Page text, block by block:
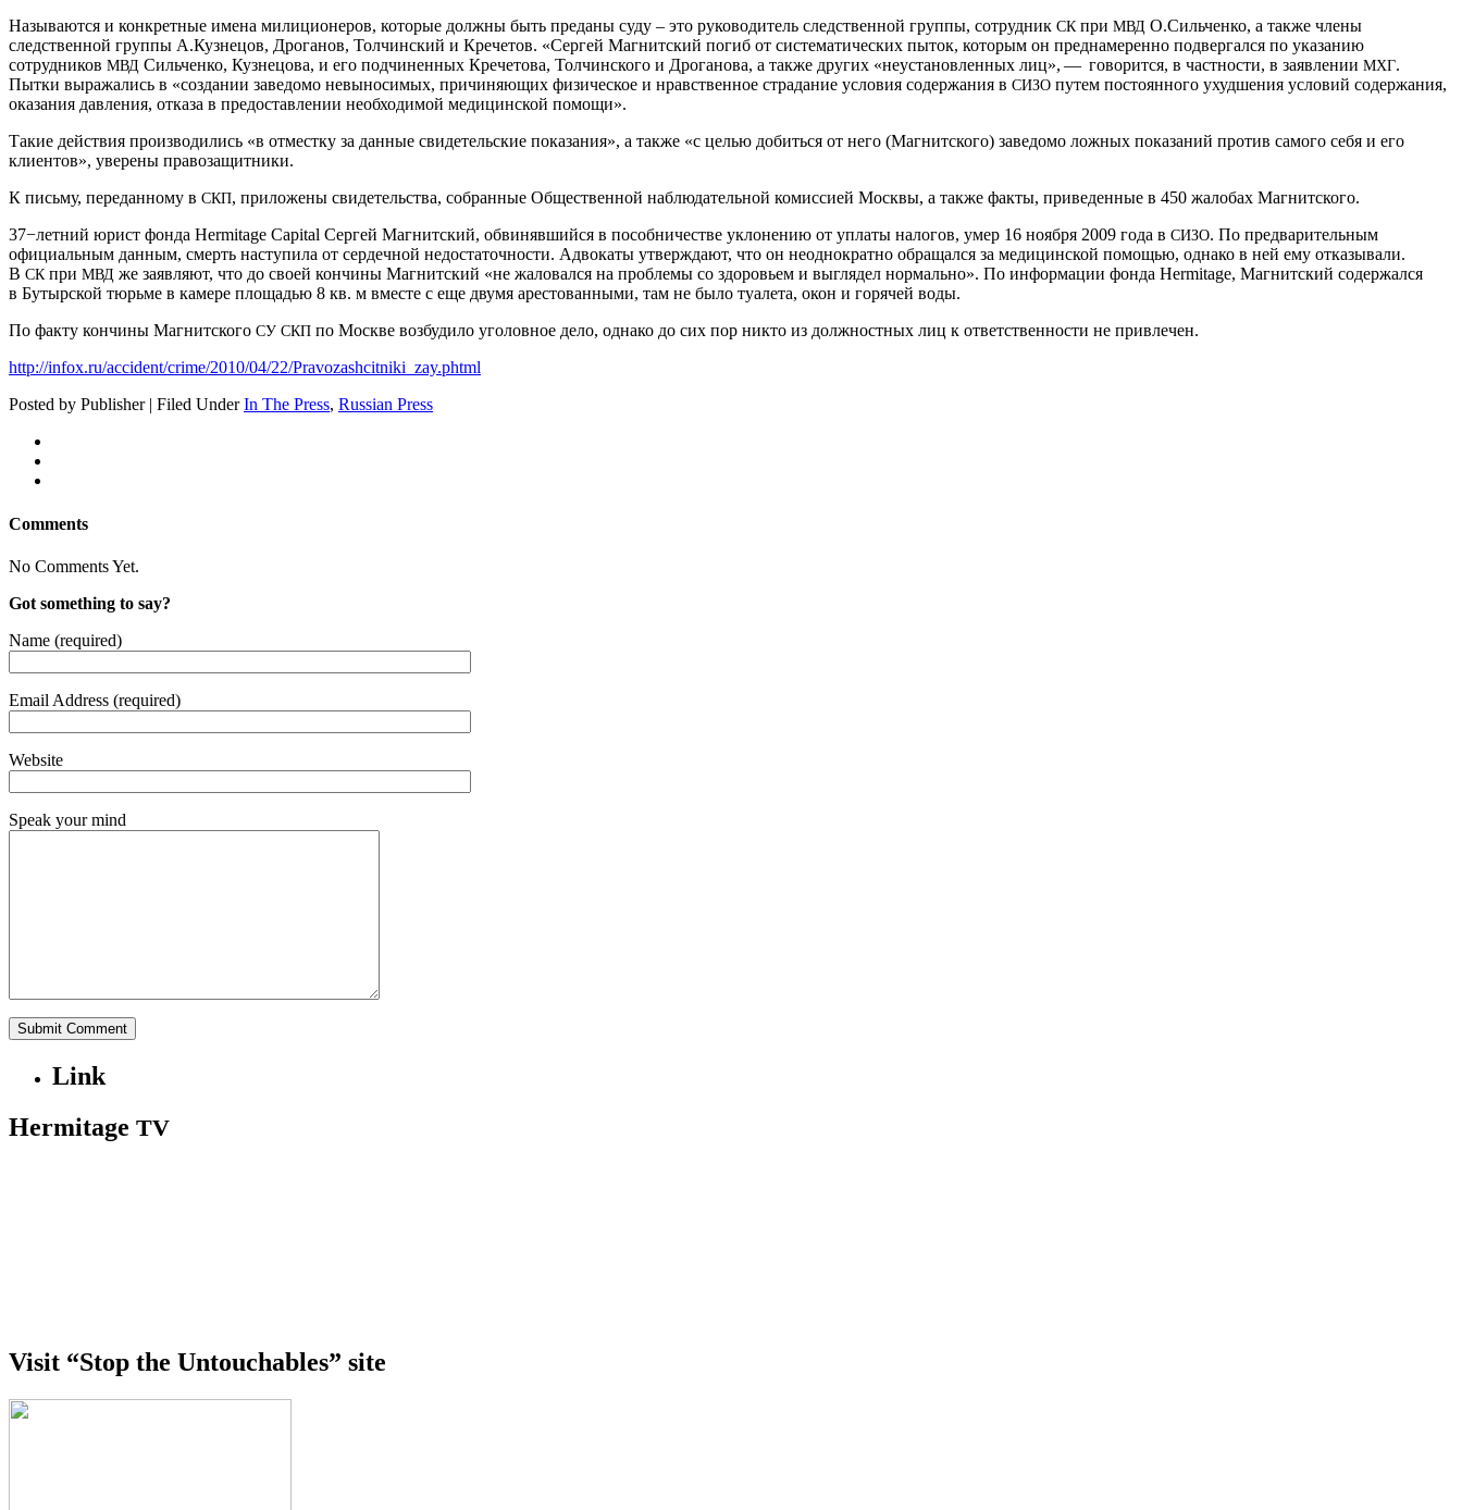
Называются и конкретные имена милиционеров, которые должны быть преданы суду – это руководитель следственной группы, сотрудник СК при МВД О.Сильченко, а также члены
следственной группы А.Кузнецов, Дроганов, Толчинский и Кречетов. «Сергей Магнитский погиб от систематических пыток, которым он преднамеренно подвергался по указанию
сотрудников МВД Сильченко, Кузнецова, и его подчиненных Кречетова, Толчинского и Дроганова, а также других «неустановленных лиц», — говорится, в частности, в заявлении МХГ.
Пытки выражались в «создании заведомо невыносимых, причиняющих физическое и нравственное страдание условия содержания в СИЗО путем постоянного ухудшения условий содержания,
оказания давления, отказа в предоставлении необходимой медицинской помощи».
Такие действия производились «в отместку за данные свидетельские показания», а также «с целью добиться от него (Магнитского) заведомо ложных показаний против самого себя и его
клиентов», уверены правозащитники.
К письму, переданному в СКП, приложены свидетельства, собранные Общественной наблюдательной комиссией Москвы, а также факты, приведенные в 450 жалобах Магнитского.
37−летний юрист фонда Her­mitage Cap­i­tal Сергей Магнитский, обвинявшийся в пособничестве уклонению от уплаты налогов, умер 16 ноября 2009 года в СИЗО. По предварительным
официальным данным, смерть наступила от сердечной недостаточности. Адвокаты утверждают, что он неоднократно обращался за медицинской помощью, однако в ней ему отказывали.
В СК при МВД же заявляют, что до своей кончины Магнитский «не жаловался на проблемы со здоровьем и выглядел нормально». По информации фонда Her­mitage, Магнитский содержался
в Бутырской тюрьме в камере площадью 8 кв. м вместе с еще двумя арестованными, там не было туалета, окон и горячей воды.
По факту кончины Магнитского СУ СКП по Москве возбудило уголовное дело, однако до сих пор никто из должностных лиц к ответственности не привлечен.
http://infox.ru/accident/crime/2010/04/22/Pravozashcitniki_zay.phtml
Posted by Publisher | Filed UnderIn The Press, Russian Press
Comments
No Comments Yet.
Got something to say?
Name (required)
Email Address (required)
Website
Speak your mind
Link
Hermitage TV
Visit “Stop the Untouchables” site